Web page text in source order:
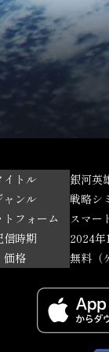
イトル
銀河英
ャンル
戦略シ
トフォーム
スマー
信時期
2024年
価格
無料（